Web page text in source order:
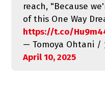
reach, "Because
of this One Way
https://t.co/
— Tomoya Ohtani /
April 10, 2025